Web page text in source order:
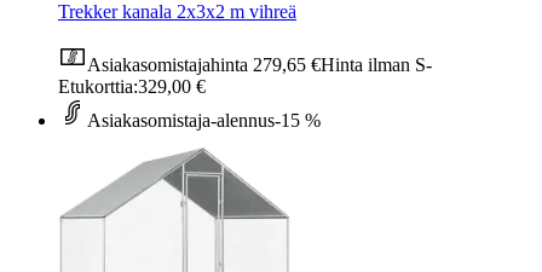
Trekker kanala 2x3x2 m vihreä
Asiakasomistajahinta 279,65 €Hinta ilman S-
Etukorttia:329,00 €
Asiakasomistaja-alennus-15 %